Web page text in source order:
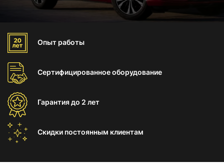
Опыт работы
Сертифицированноеоборудование
Гарантиядо 2 лет
Скидки постоянным клиентам